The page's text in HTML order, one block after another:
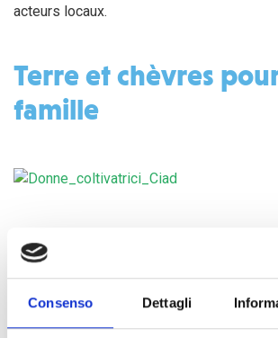
Consenso Dettagli
acteurs locaux.
Terre et chèvres
famille
d'augmenter et de varier la production
bénéficiaires puissent faire face toutes
propres besoins alimentaires.